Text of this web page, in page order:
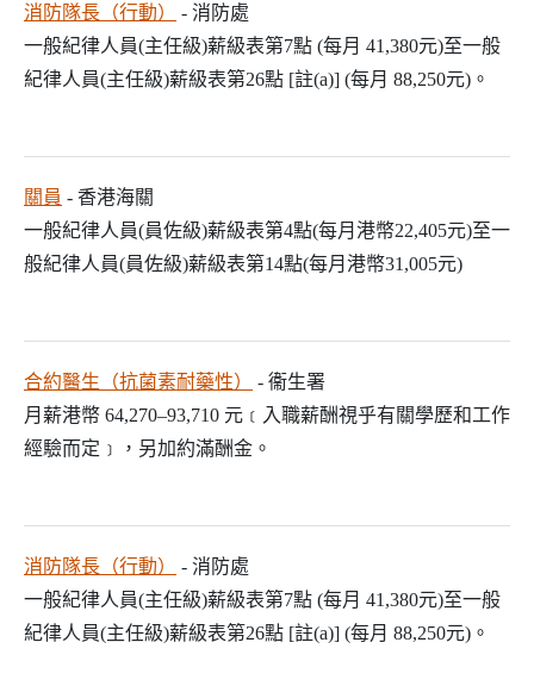
消防隊長（行動）
- 消防處
一般紀律人員(主任級)薪級表第7點 (每月 41,380元)至一般
紀律人員(主任級)薪級表第26點 [註(a)] (每月 88,250元)。
關員 - 香港海關
一般紀律人員(員佐級)薪級表第4點(每月港幣22,405元)至一
般紀律人員(員佐級)薪級表第14點(每月港幣31,005元)
合約醫生（抗菌素耐藥性）
- 衞生署
月薪港幣 64,270–93,710 元﹝入職薪酬視乎有關學歷和工作
經驗而定﹞，另加約滿酬金。
消防隊長（行動）
- 消防處
一般紀律人員(主任級)薪級表第7點 (每月 41,380元)至一般
紀律人員(主任級)薪級表第26點 [註(a)] (每月 88,250元)。